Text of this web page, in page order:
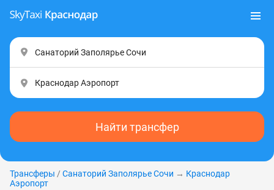
Найти трансфер
Трансферы / Санаторий Заполярье Coчи → Краснодар
Аэропорт